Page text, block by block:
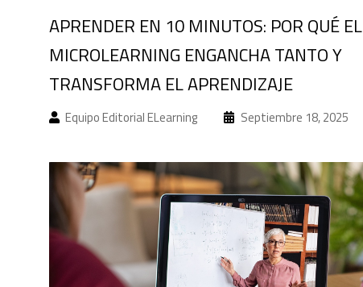
APRENDER EN 10 MINUTOS: POR QUÉ EL
MICROLEARNING ENGANCHA TANTO Y
TRANSFORMA EL APRENDIZAJE
Equipo Editorial ELearning Septiembre 18, 2025